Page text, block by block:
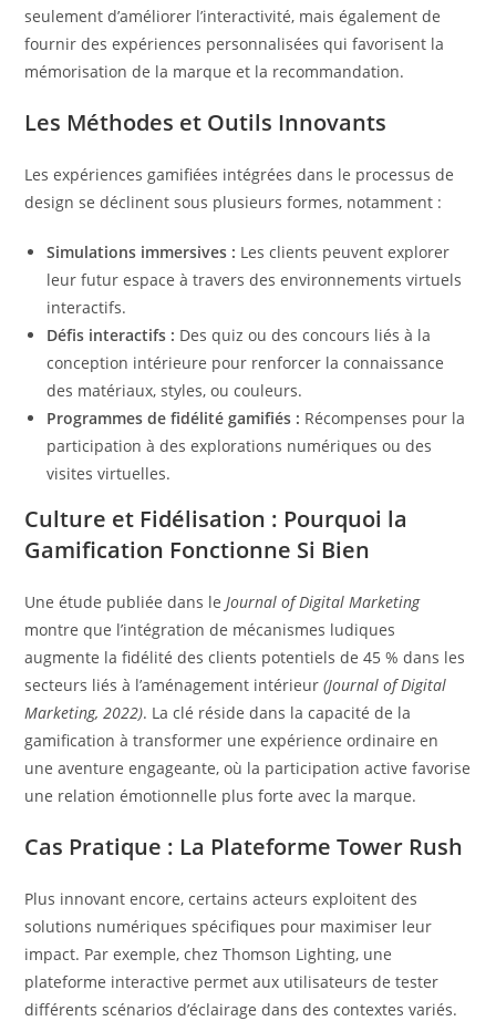
seulement d’améliorer l’interactivité, mais également de
fournir des expériences personnalisées qui favorisent la
mémorisation de la marque et la recommandation.
Les Méthodes et Outils Innovants
Les expériences gamifiées intégrées dans le processus de
design se déclinent sous plusieurs formes, notamment :
Simulations immersives : Les clients peuvent explorer
leur futur espace à travers des environnements virtuels
interactifs.
Défis interactifs : Des quiz ou des concours liés à la
conception intérieure pour renforcer la connaissance
des matériaux, styles, ou couleurs.
Programmes de fidélité gamifiés : Récompenses pour la
participation à des explorations numériques ou des
visites virtuelles.
Culture et Fidélisation : Pourquoi la
Gamification Fonctionne Si Bien
Une étude publiée dans leJournal of Digital Marketing
montre que l’intégration de mécanismes ludiques
augmente la fidélité des clients potentiels de 45 % dans les
secteurs liés à l’aménagement intérieur(Journal of Digital
Marketing, 2022). La clé réside dans la capacité de la
gamification à transformer une expérience ordinaire en
une aventure engageante, où la participation active favorise
une relation émotionnelle plus forte avec la marque.
Cas Pratique : La Plateforme Tower Rush
Plus innovant encore, certains acteurs exploitent des
solutions numériques spécifiques pour maximiser leur
impact. Par exemple, chez Thomson Lighting, une
plateforme interactive permet aux utilisateurs de tester
différents scénarios d’éclairage dans des contextes variés.